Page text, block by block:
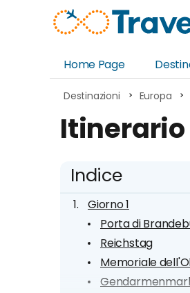
Home Page
Europa
Nord
Destinazioni Europa
Itinerario
Indice
Giorno 1
Porta di
Reichstag
Memoriale